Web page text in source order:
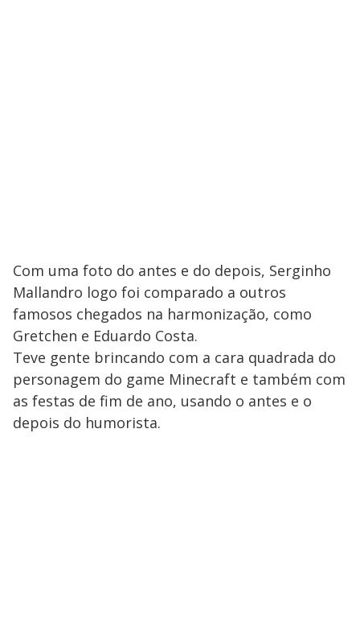
Com uma foto do antes e do depois, Serginho
Mallandro logo foi comparado a outros
famosos chegados na harmonização, como
Gretchen e Eduardo Costa.
Teve gente brincando com a cara quadrada do
personagem do game Minecraft e também com
as festas de fim de ano, usando o antes e o
depois do humorista.